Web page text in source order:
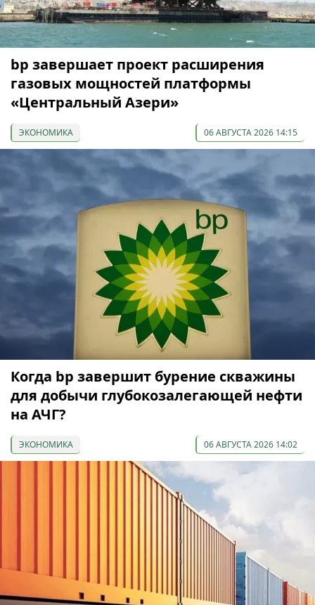
bp завершает проект расширения
газовых мощностей платформы
«Центральный Азери»
ЭКОНОМИКА 06 АВГУСТА 2026 14:15
Когда bp завершит бурение скважины
для добычи глубокозалегающей нефти
на АЧГ?
ЭКОНОМИКА 06 АВГУСТА 2026 14:02